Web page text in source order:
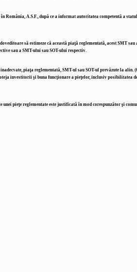
România, A.S.F., după ce a informat autoritatea competentă a
să estimeze că această piaţă reglementată, acest
sau a SMT-ului sau SOT-ului respectiv.
piaţa reglementată, SMT-ul sau SOT-ul prevăzute la
investitorii şi buna funcţionare a pieţelor, inclusiv
pieţe reglementate este justificată în mod corespunzător şi